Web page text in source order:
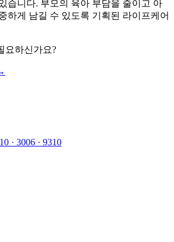
습니다. 부모의 육아 부담을 줄이고 아
하게 남길 수 있도록 기획된 라이프케어
요하신가요?
· 3006 · 9310